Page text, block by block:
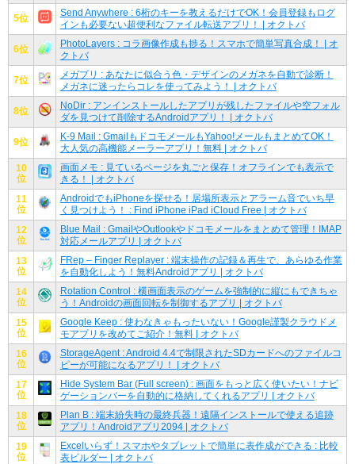
5位
Send Anywhere : 6桁のキーを教えるだけでOK！会員登録もログ
インも必要ない超便利なファイル転送アプリ！ | オクトバ
6位
PhotoLayers : コラ画像作成も捗る！スマホで簡単写真合成！ | オ
クトバ
7位
メガプリ : あなたに似合う色・デザインのメガネを自動で診断！
メガネに迷ったらコレを使ってみよう！ | オクトバ
8位
NoDir : アンインストールしたアプリが残したファイルや空フォル
ダを見つけて削除するAndroidアプリ！ | オクトバ
9位
K-9 Mail : GmailもドコモメールもYahoo!メールもまとめてOK！
大人気の高機能メーラーアプリ！無料 | オクトバ
10
位
画面メモ : 見ているページを丸ごと保存！オフラインでも表示で
きる！ | オクトバ
11
位
AndroidでもiPhoneを探せる！居場所表示とアラーム音でいち早
く見つけよう！ : Find iPhone iPad iCloud Free | オクトバ
12
位
Blue Mail : GmailやOutlookやドコモメールをまとめて管理！IMAP
対応メールアプリ | オクトバ
13
位
FRep – Finger Replayer : 端末操作の記録＆再生で、あらゆる作業
を自動化しよう！無料Androidアプリ | オクトバ
14
位
Rotation Control : 横画面表示のゲームを強制的に縦にもできちゃ
う！Androidの画面回転を制御するアプリ | オクトバ
15
位
Google Keep : 使わなきゃもったいない！Google謹製クラウドメ
モアプリを改めてご紹介！無料 | オクトバ
16
位
StorageAgent : Android 4.4で制限されたSDカードへのファイルコ
ピーが可能になるアプリ！ | オクトバ
17
位
Hide System Bar (Full screen) : 画面をもっと広く使いたい！ナビ
ゲーションバーを自動的に格納してくれるアプリ | オクトバ
18
位
Plan B : 端末紛失時の最終兵器！遠隔インストールで使える追跡
アプリ！Androidアプリ2094 | オクトバ
19
位
Excelいらず！スマホやタブレットで簡単に表作成ができる : 比較
表ビルダー | オクトバ